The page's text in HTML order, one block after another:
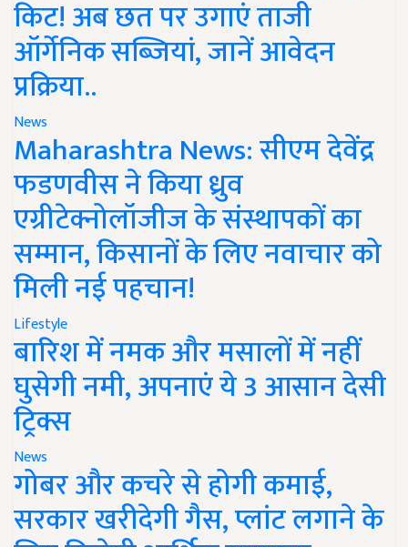
किट! अब छत पर उगाएं ताजी
ऑर्गेनिक सब्जियां, जानें आवेदन
प्रक्रिया..
News
Maharashtra News: सीएम देवेंद्र
फडणवीस ने किया ध्रुव
एग्रीटेक्नोलॉजीज के संस्थापकों का
सम्मान, किसानों के लिए नवाचार को
मिली नई पहचान!
Lifestyle
बारिश में नमक और मसालों में नहीं
घुसेगी नमी, अपनाएं ये 3 आसान देसी
ट्रिक्स
News
गोबर और कचरे से होगी कमाई,
सरकार खरीदेगी गैस, प्लांट लगाने के